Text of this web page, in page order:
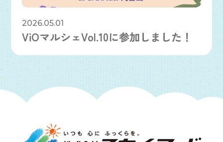
2026.05.01
ViOマルシェVol.10に参加しました！